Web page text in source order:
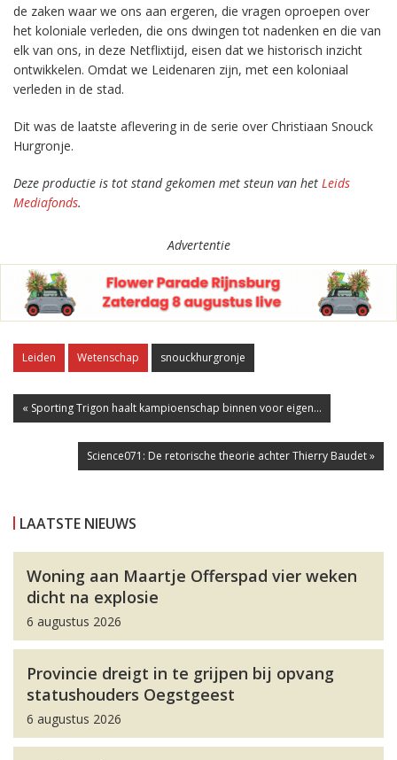
de zaken waar we ons aan ergeren, die vragen oproepen over
het koloniale verleden, die ons dwingen tot nadenken en die van
elk van ons, in deze Netflixtijd, eisen dat we historisch inzicht
ontwikkelen. Omdat we Leidenaren zijn, met een koloniaal
verleden in de stad.
Dit was de laatste aflevering in de serie over Christiaan Snouck
Hurgronje.
Deze productie is tot stand gekomen met steun van het Leids
Mediafonds.
Advertentie
Leiden Wetenschap snouckhurgronje
« Sporting Trigon haalt kampioenschap binnen voor eigen...
Science071: De retorische theorie achter Thierry Baudet »
LAATSTE NIEUWS
Woning aan Maartje Offerspad vier weken
dicht na explosie
6 augustus 2026
Provincie dreigt in te grijpen bij opvang
statushouders Oegstgeest
6 augustus 2026